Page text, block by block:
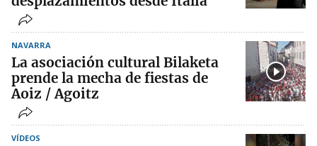
NAVARRA
La asociación cultural Bilaketa
prende la mecha de fiestas de
Aoiz / Agoitz
VÍDEOS